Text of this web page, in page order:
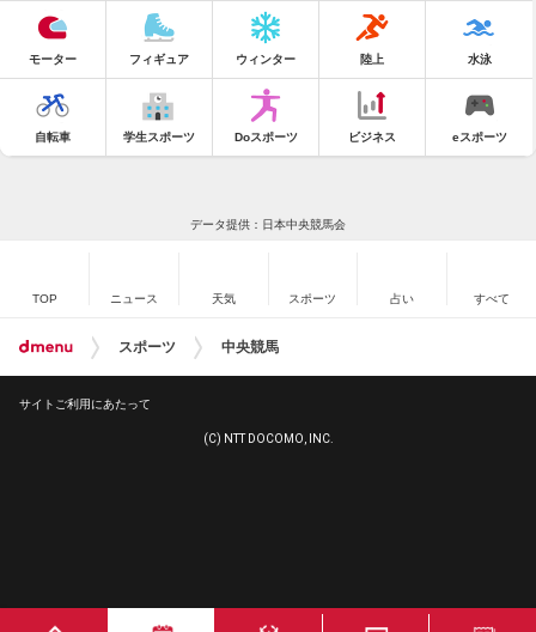
モーター フィギュア ウィンター 陸上 水泳
自転車 学生スポーツ Doスポーツ ビジネス eスポーツ
データ提供：日本中央競馬会
TOP ニュース 天気 スポーツ 占い すべて
スポーツ 中央競馬
サイトご利用にあたって
(C) NTT DOCOMO, INC.